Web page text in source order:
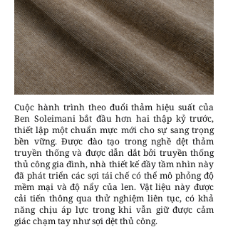
Cuộc hành trình theo đuổi thảm hiệu suất của
Ben Soleimani bắt đầu hơn hai thập kỷ trước,
thiết lập một chuẩn mực mới cho sự sang trọng
bền vững. Được đào tạo trong nghề dệt thảm
truyền thống và được dẫn dắt bởi truyền thống
thủ công gia đình, nhà thiết kế đầy tầm nhìn này
đã phát triển các sợi tái chế có thể mô phỏng độ
mềm mại và độ nẩy của len. Vật liệu này được
cải tiến thông qua thử nghiệm liên tục, có khả
năng chịu áp lực trong khi vẫn giữ được cảm
giác chạm tay như sợi dệt thủ công.